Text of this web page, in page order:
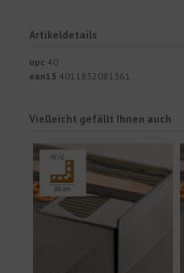
Artikeldetails
upc 40
ean13 4011832081361
Vielleicht gefällt Ihnen auch